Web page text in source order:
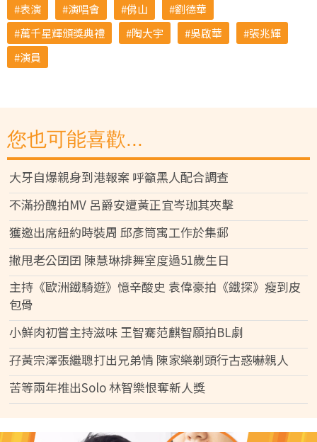
表演 演唱會 佛山
劉德華
萬千星輝頒獎典禮
陶大宇 吳啟華
張兆輝
演員
您也可能喜歡...
大牙自爆親身到港報案 呼籲黑人配合調查
不滿扮醜拍MV 呂爵安遭黃正宜岑珈其夾擊
獲邀出席紐約時裝周 邱彥筒寓工作於集郵
撇甩老公囝囝 陳慧琳排舞室度過51歲生日
主持《歐洲鐵騎遊》憶辛酸史 袁偉豪拍《鐵探》瘦到皮
包骨
小鮮肉初嘗主持滋味 王智騫范麒智願拍BL劇
孖黃宗澤張繼聰打出兄弟情 陳家樂剃頭行古惑嚇親人
苦等兩年推出Solo 林智樂恨奪新人獎